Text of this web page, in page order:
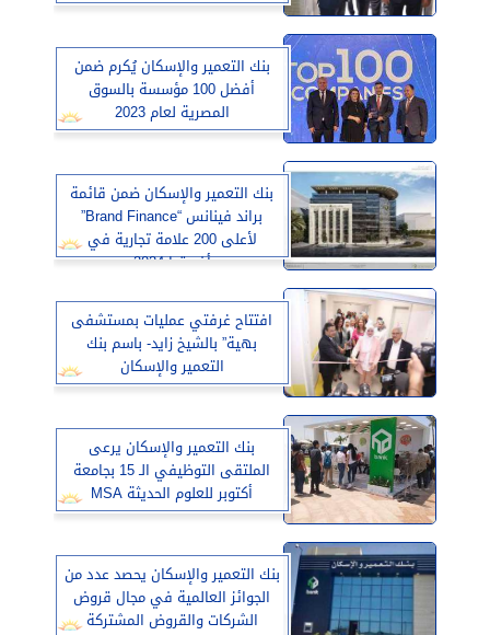
بنك التعمير والإسكان يُكرم ضمن
أفضل 100 مؤسسة بالسوق
المصرية لعام 2023
بنك التعمير والإسكان ضمن قائمة
براند فينانس “Brand Finance”
لأعلى 200 علامة تجارية في
أفريقيا 2024
افتتاح غرفتي عمليات بمستشفى
بهية” بالشيخ زايد- باسم بنك
التعمير والإسكان
بنك التعمير والإسكان يرعى
الملتقى التوظيفي الـ 15 بجامعة
أكتوبر للعلوم الحديثة MSA
بنك التعمير والإسكان يحصد عدد من
الجوائز العالمية في مجال قروض
الشركات والقروض المشتركة